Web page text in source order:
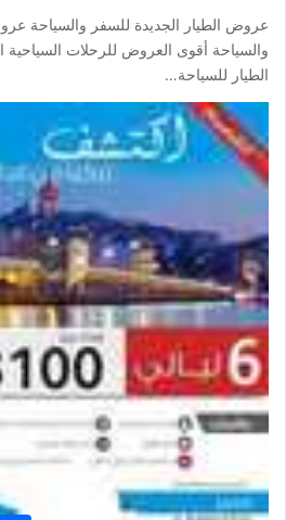
عروض الطيار الجديدة للسفر والسياحة
والسياحة أقوى العروض للرحلات السياحية
الطيار للسياحة…